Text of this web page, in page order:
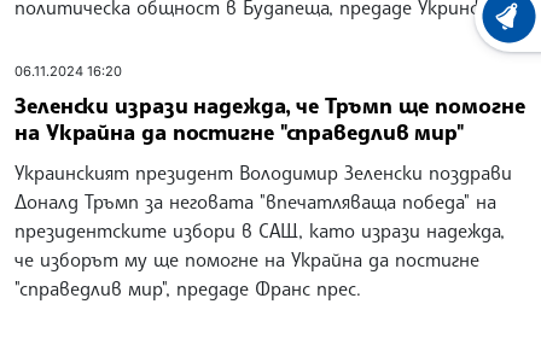
политическа общност в Будапеща, предаде Укринформ.
06.11.2024 16:20
Зеленски изрази надежда, че Тръмп ще помогне
на Украйна да постигне "справедлив мир"
Украинският президент Володимир Зеленски поздрави
Доналд Тръмп за неговата "впечатляваща победа" на
президентските избори в САЩ, като изрази надежда,
че изборът му ще помогне на Украйна да постигне
"справедлив мир", предаде Франс прес.